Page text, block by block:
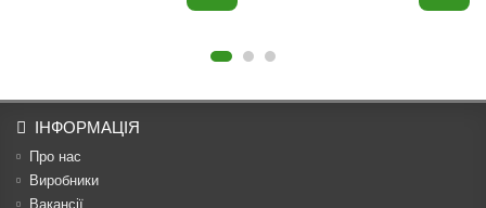
ІНФОРМАЦІЯ
Про нас
Виробники
Вакансії